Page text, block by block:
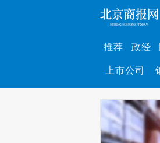
推荐 政经
上市公司